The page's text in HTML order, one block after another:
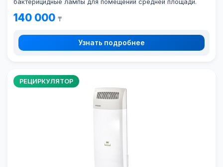
бактерицидные лампы для помещений средней площади.
140 000 ₸
Узнать подробнее
РЕЦИРКУЛЯТОР